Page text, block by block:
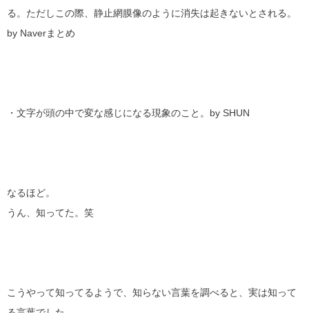
る。ただしこの際、静止網膜像のように消失は起きないとされる。
by Naverまとめ
・文字が頭の中で変な感じになる現象のこと。by SHUN
なるほど。
うん、知ってた。笑
こうやって知ってるようで、知らない言葉を調べると、実は知って